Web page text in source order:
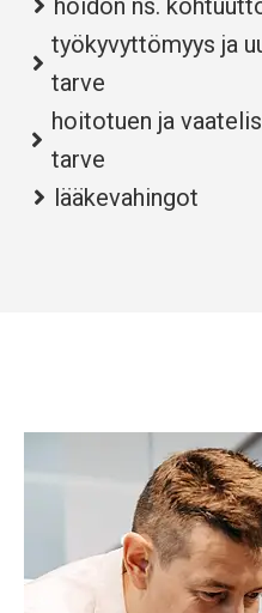
työkyvyttömyys ja
tarve
hoitotuen ja
tarve
lääkevahingot